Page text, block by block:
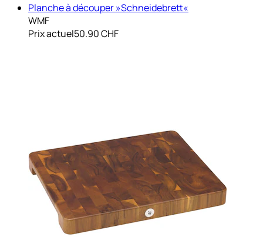
Planche à découper »Schneidebrett«
WMF
Prix actuel50.90 CHF